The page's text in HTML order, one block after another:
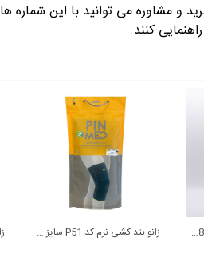
با این شماره ها 09358343612 / 02165389693
کنند.
زانو بند قابل تنظیم کشکک باز D 08 سایز XL تینور زانو بند کشی نرم کد P51 سایز M پین مد